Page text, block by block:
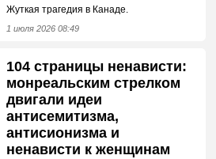
Жуткая трагедия в Канаде.
1 июля 2026 08:49
104 страницы ненависти:
монреальским стрелком
двигали идеи
антисемитизма,
антисионизма и
ненависти к женщинам